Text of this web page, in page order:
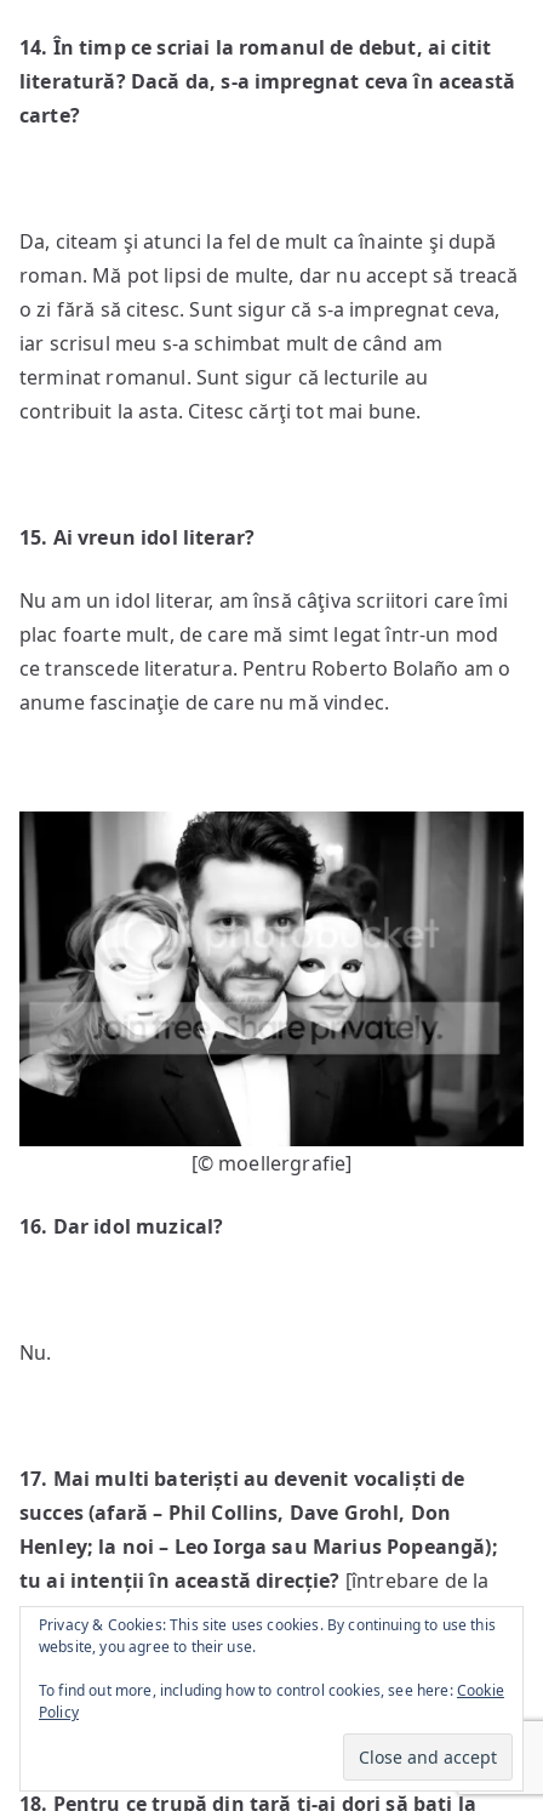
14. În timp ce scriai la romanul de debut, ai citit
literatură? Dacă da, s-a impregnat ceva în această
carte?
Da, citeam şi atunci la fel de mult ca înainte şi după
roman. Mă pot lipsi de multe, dar nu accept să treacă
o zi fără să citesc. Sunt sigur că s-a impregnat ceva,
iar scrisul meu s-a schimbat mult de când am
terminat romanul. Sunt sigur că lecturile au
contribuit la asta. Citesc cărţi tot mai bune.
15. Ai vreun idol literar?
Nu am un idol literar, am însă câţiva scriitori care îmi
plac foarte mult, de care mă simt legat într-un mod
ce transcede literatura. Pentru Roberto Bolaño am o
anume fascinaţie de care nu mă vindec.
[© moellergrafie]
16. Dar idol muzical?
Nu.
17. Mai multi bateriști au devenit vocaliști de
succes (afară – Phil Collins, Dave Grohl, Don
Henley; la noi – Leo Iorga sau Marius Popeangă);
tu ai intenții în această direcție? [întrebare de la
iQ666]
18. Pentru ce trupă din țară ți-ai dori să bați la
Privacy & Cookies: This site uses cookies. By continuing to use this
website, you agree to their use.
To find out more, including how to control cookies, see here:Cookie
Policy